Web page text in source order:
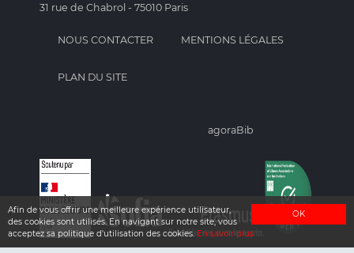
OK
Afin de vous offrir une meilleure expérience utilisateur,
des cookies sont utilisés. En navigant sur notre site, vous
acceptez sa politique d'utilisation des cookies. En savoir plus
31 rue de Chabrol - 75010 Paris
NOUS CONTACTER MENTIONS LÉGALES
PLAN DU SITE
agoraBib